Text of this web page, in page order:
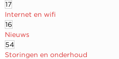
17
Internet en wifi
16
Nieuws
54
Storingen en onderhoud